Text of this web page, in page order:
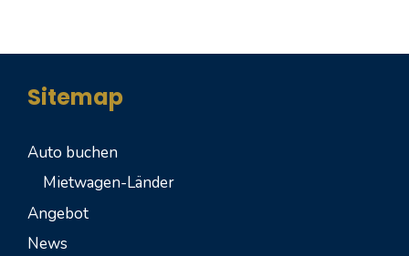
Sitemap
Auto buchen
Mietwagen-Länder
Angebot
News